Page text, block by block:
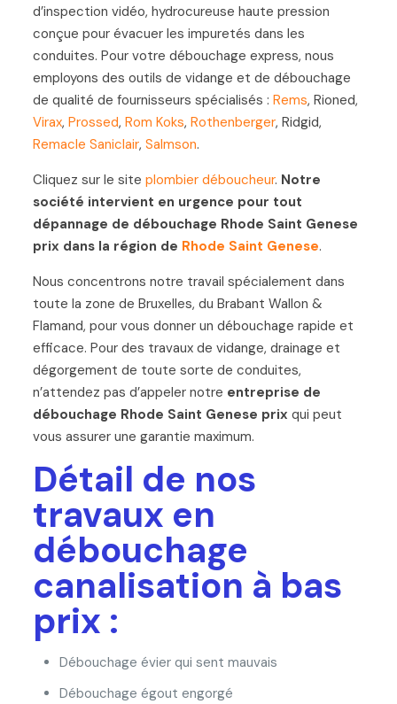
d’inspection vidéo, hydrocureuse haute pression
conçue pour évacuer les impuretés dans les
conduites. Pour votre débouchage express, nous
employons des outils de vidange et de débouchage
de qualité de fournisseurs spécialisés : Rems, Rioned,
Virax, Prossed, Rom Koks, Rothenberger, Ridgid,
Remacle Saniclair, Salmson.
Cliquez sur le site plombier déboucheur. Notre
société intervient en urgence pour tout
dépannage de débouchage Rhode Saint Genese
prix dans la région de Rhode Saint Genese.
Nous concentrons notre travail spécialement dans
toute la zone de Bruxelles, du Brabant Wallon &
Flamand, pour vous donner un débouchage rapide et
efficace. Pour des travaux de vidange, drainage et
dégorgement de toute sorte de conduites,
n’attendez pas d’appeler notre entreprise de
débouchage Rhode Saint Genese prix qui peut
vous assurer une garantie maximum.
Détail de nos
travaux en
débouchage
canalisation à bas
prix :
Débouchage évier qui sent mauvais
Débouchage égout engorgé